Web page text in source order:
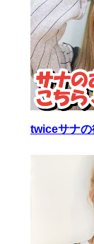
twiceサナの